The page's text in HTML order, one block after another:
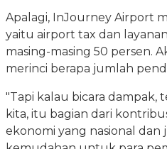
Apalagi, InJourney Airport
yaitu airport tax dan
masing-masing 50 persen.
merinci berapa jumlah
"Tapi kalau bicara dampak,
kita, itu bagian dari
ekonomi yang nasional